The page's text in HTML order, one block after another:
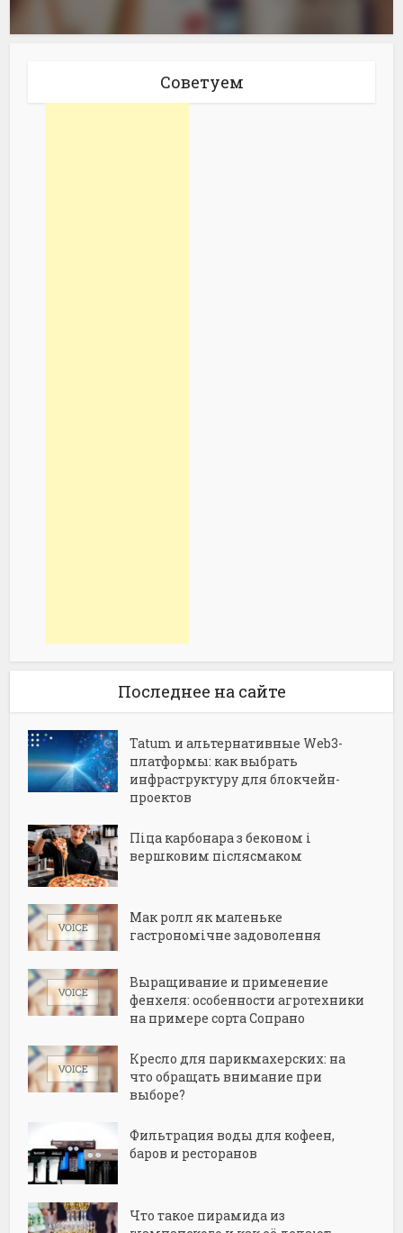
Советуем
Последнее на сайте
Tatum и альтернативные Web3-
платформы: как выбрать
инфраструктуру для блокчейн-
проектов
Піца карбонара з беконом і
вершковим післясмаком
Мак ролл як маленьке
гастрономічне задоволення
Выращивание и применение
фенхеля: особенности агротехники
на примере сорта Сопрано
Кресло для парикмахерских: на
что обращать внимание при
выборе?
Фильтрация воды для кофеен,
баров и ресторанов
Что такое пирамида из